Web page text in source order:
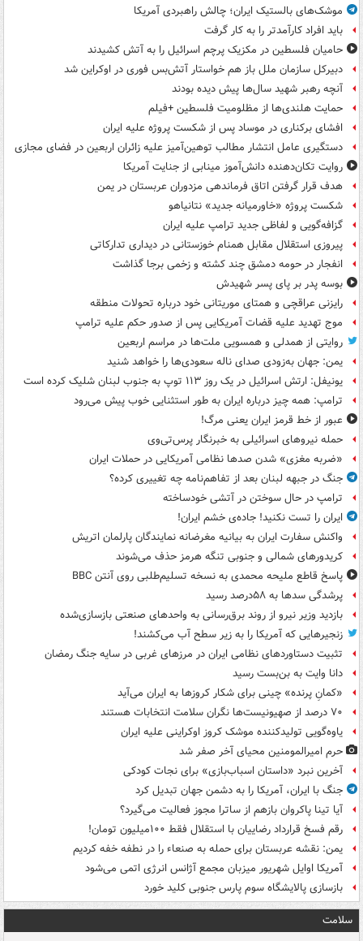
موشک‌های بالستیک ایران؛ چالش راهبردی آمریکا
باید افراد کارآمدتر را به کار گرفت
حامیان فلسطین در مکزیک پرچم اسرائیل را به آتش کشیدند
دبیرکل سازمان ملل باز هم خواستار آتش‌بس فوری در اوکراین شد
آنچه رهبر شهید سال‌ها پیش دیده بودند
حمایت هلندی‌ها از مظلومیت فلسطین +فیلم
افشای برکناری در موساد پس از شکست پروژه علیه ایران
دستگیری عامل انتشار مطالب توهین‌آمیز علیه زائران اربعین در فضای مجازی
روایت تکان‌دهنده دانش‌آموز مینابی از جنایت آمریکا
هدف قرار گرفتن اتاق‌ فرماندهی مزدوران عربستان در یمن
شکست پروژه «خاورمیانه جدید» نتانیاهو
گزافه‌گویی و لفاظی جدید ترامپ علیه ایران
پیروزی استقلال مقابل همنام خوزستانی در دیداری تدارکاتی
انفجار در حومه دمشق چند کشته و زخمی برجا گذاشت
بوسه‌ پدر بر پای پسر شهیدش
رایزنی عراقچی و همتای موریتانی خود درباره تحولات منطقه
موج تهدید علیه قضات آمریکایی پس از صدور حکم علیه ترامپ
روایتی از همدلی و همسویی ملت‌ها در مراسم اربعین
یمن: جهان به‌زودی صدای ناله سعودی‌ها را خواهد شنید
یونیفل: ارتش اسرائیل در یک روز ۱۱۳ توپ به جنوب لبنان شلیک کرده است
ترامپ: همه چیز درباره ایران به طور استثنایی خوب پیش می‌رود
عبور از خط قرمز ایران یعنی مرگ!
حمله نیروهای اسرائیلی به خبرنگار پرس‌تی‌وی
«ضربه مغزی» شدن صدها نظامی آمریکایی در حملات ایران
جنگ در جبهه لبنان بعد از تفاهم‌نامه چه تغییری کرده؟
ترامپ در حال سوختن در آتشی خودساخته
ایران را تست نکنید! جاده‌ی خشم ایران!
واکنش سفارت ایران به بیانیه مغرضانه نمایندگان پارلمان اتریش
کریدورهای شمالی و جنوبی تنگه هرمز حذف می‌شوند
پاسخ قاطع ملیحه محمدی به نسخه تسلیم‌طلبی روی آنتن BBC
پرشدگی سدها به ۵۸درصد رسید
بازدید وزیر نیرو از روند برق‌رسانی به واحدهای صنعتی بازسازی‌شده
زنجیرهایی که آمریکا را به زیر سطح آب می‌کشند!
تثبیت دستاوردهای نظامی ایران در مرزهای غربی در سایه جنگ رمضان
دانا وایت به بن‌بست رسید
«کمانِ پرنده» چینی برای شکار کروزها به ایران می‌آید
۷۰ درصد از صهیونیست‌ها نگران سلامت انتخابات هستند
یاوه‌گویی تولیدکننده موشک کروز اوکراینی علیه ایران
حرم امیرالمومنین محیای آخر صفر شد
آخرین نبرد «داستان اسباب‌بازی» برای نجات کودکی
جنگ با ایران، آمریکا را به دشمن جهان تبدیل کرد
آیا تینا پاکروان بازهم از ساترا مجوز فعالیت می‌گیرد؟
رقم فسخ قرارداد رضاییان با استقلال فقط ۱۰۰میلیون تومان!
یمن: نقشه عربستان برای حمله به صنعاء را در نطفه خفه کردیم
آمریکا اوایل شهریور میزبان مجمع آژانس انرژی اتمی می‌شود
بازسازی پالایشگاه سوم پارس جنوبی کلید خورد
سلامت